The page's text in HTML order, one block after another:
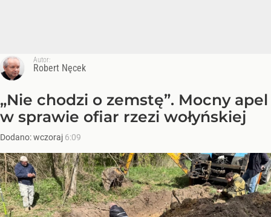
Autor:
Robert Nęcek
„Nie chodzi o zemstę”. Mocny apel
w sprawie ofiar rzezi wołyńskiej
Dodano:wczoraj 6:09